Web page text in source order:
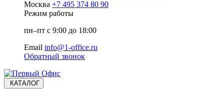
Москва +7 495 374 80 90
Режим работы
пн–пт с 9:00 до 18:00
Email info@1-office.ru
Обратный звонок
КАТАЛОГ